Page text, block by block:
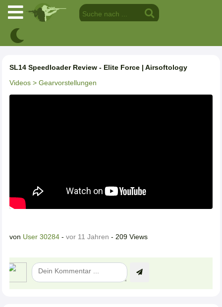
SL14 Speedloader Review - Elite Force | Airsoftology
Videos > Gearvorstellungen
von User 30284 - vor 11 Jahren - 209 Views